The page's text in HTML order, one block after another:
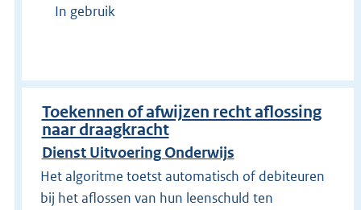
In gebruik
Toekennen of afwijzen recht aflossing
naar draagkracht
Dienst Uitvoering Onderwijs
Het algoritme toetst automatisch of debiteuren
bij het aflossen van hun leenschuld ten